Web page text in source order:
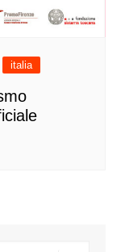
italia